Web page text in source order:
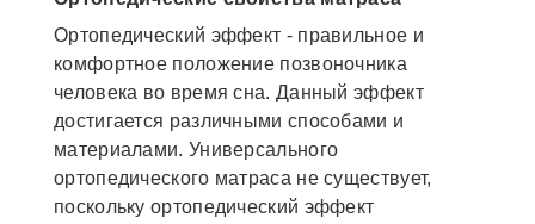
Ортопедический эффект - правильное и
комфортное положение позвоночника
человека во время сна. Данный эффект
достигается различными способами и
материалами. Универсального
ортопедического матраса не существует,
поскольку ортопедический эффект